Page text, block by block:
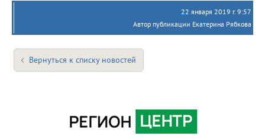
22 января 2019 г. 9:57
Автор публикации Екатерина Рябкова
Вернуться к списку новостей